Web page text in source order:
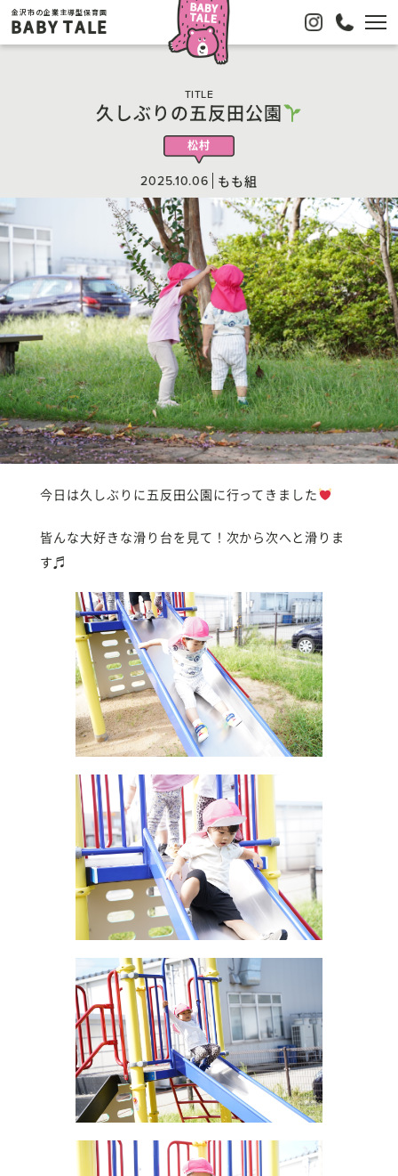
金沢市の企業主導型保育園
BABY TALE
TITLE
久しぶりの五反田公園
松村
2025.10.06 もも組
今日は久しぶりに五反田公園に行ってきました
皆んな大好きな滑り台を見て！次から次へと滑りま
す♬